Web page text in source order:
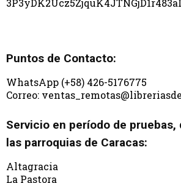
Puntos de Contacto:
WhatsApp (+58) 426-5176775
Correo:
Servicio en período de pruebas,
las parroquias de Caracas:
Altagracia
La Pastora